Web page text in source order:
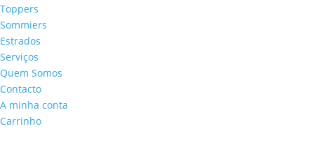
Toppers
Sommiers
Estrados
Serviços
Quem Somos
Contacto
A minha conta
Carrinho